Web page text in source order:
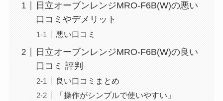
日立オーブンレンジMRO-F6B(W)の悪い
口コミやデメリット
悪い口コミ
日立オーブンレンジMRO-F6B(W)の良い
口コミ 評判
良い口コミまとめ
「操作がシンプルで使いやすい」